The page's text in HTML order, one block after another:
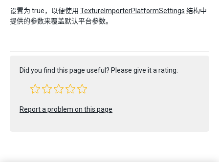
设置为 true，以便使用 TextureImporterPlatformSettings 结构中
提供的参数来覆盖默认平台参数。
Did you find this page useful? Please give it a rating:
Report a problem on this page